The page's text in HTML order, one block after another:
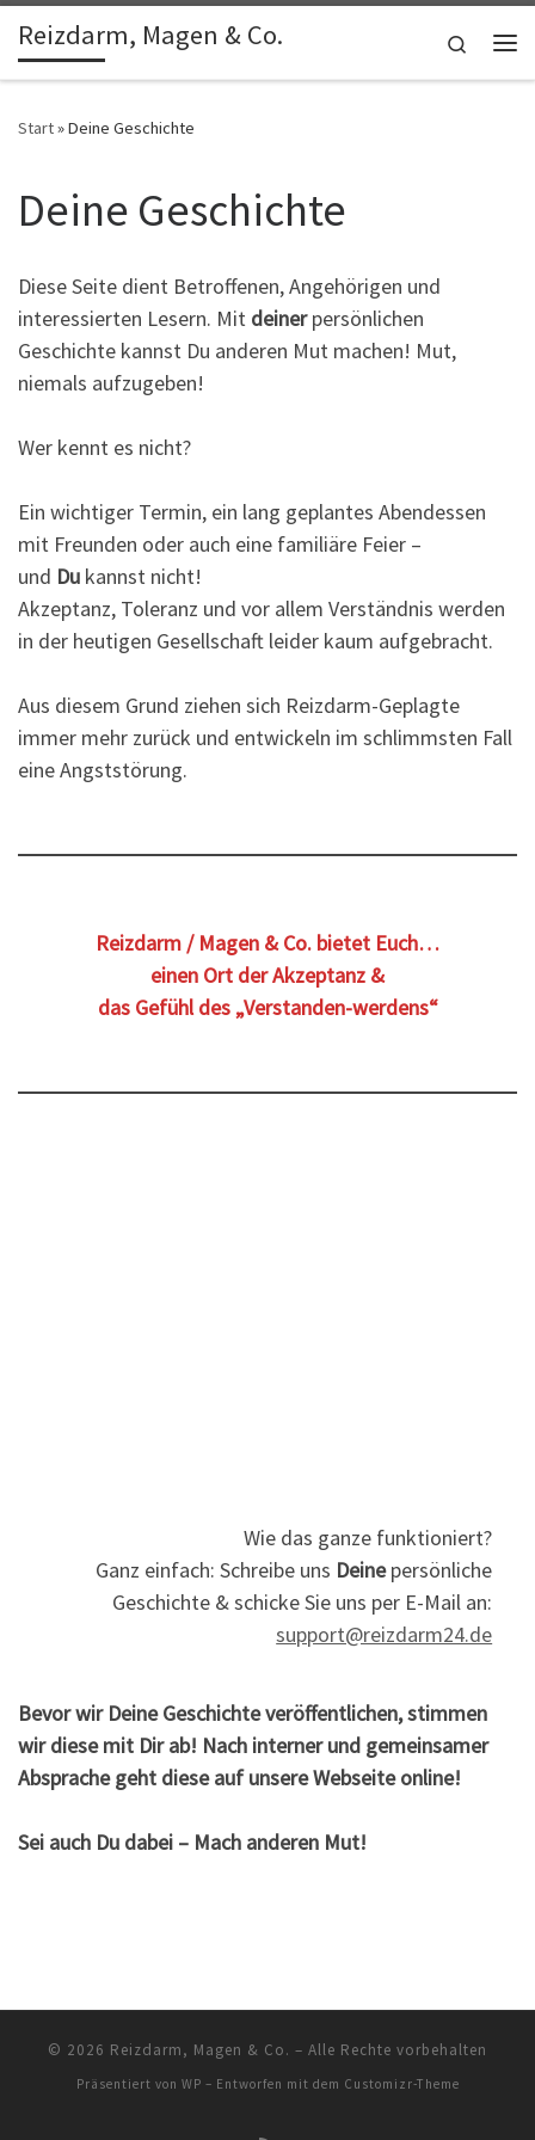
Zum Inhalt springen
Reizdarm, Magen & Co.
Search
Start»Deine Geschichte
Deine Geschichte
Diese Seite dient Betroffenen, Angehörigen und
interessierten Lesern. Mit deinerpersönlichen
Geschichte kannst Du anderen Mut machen! Mut,
niemals aufzugeben!
Wer kennt es nicht?
Ein wichtiger Termin, ein lang geplantes Abendessen
mit Freunden oder auch eine familiäre Feier –
und Du kannst nicht!
Akzeptanz, Toleranz und vor allem Verständnis werden
in der heutigen Gesellschaft leider kaum aufgebracht.
Aus diesem Grund ziehen sich Reizdarm-Geplagte
immer mehr zurück und entwickeln im schlimmsten Fall
eine Angststörung.
Reizdarm / Magen & Co. bietet Euch…
einen Ort der Akzeptanz &
das Gefühl des „Verstanden-werdens“
Wie das ganze funktioniert?
Ganz einfach: Schreibe uns Deinepersönliche
Geschichte & schicke Sie uns per E-Mail an:
support@reizdarm24.de
Bevor wir Deine Geschichte veröffentlichen, stimmen
wir diese mit Dir ab! Nach interner und gemeinsamer
Absprache geht diese auf unsere Webseite online!
Sei auch Du dabei – Mach anderen Mut!
© 2026 Reizdarm, Magen & Co. – Alle Rechte vorbehalten
Präsentiert von WP – Entworfen mit dem Customizr-Theme